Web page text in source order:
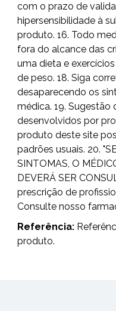
com o prazo de
hipersensibilidade à
produto. 16. Todo
fora do alcance das
uma dieta e
de peso. 18. Siga
desaparecendo os
médica. 19. Sugestão
desenvolvidos por
produto deste site
padrões usuais. 20.
SINTOMAS, O
DEVERÁ SER
prescrição de
Consulte nosso
Referência:
produto.